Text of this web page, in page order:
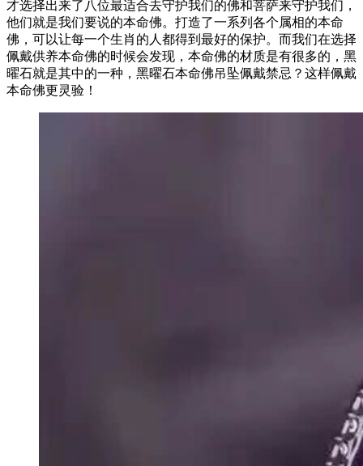
才选择出来了八位最适合去守护我们的佛和菩萨来守护我们，
他们就是我们要说的本命佛。打造了一系列各个属相的本命
佛，可以让每一个生肖的人都得到最好的保护。而我们在选择
佩戴供养本命佛的时候会发现，本命佛的材质是有很多的，黑
曜石就是其中的一种，黑曜石本命佛吊坠佩戴禁忌？这样佩戴
本命佛更灵验！